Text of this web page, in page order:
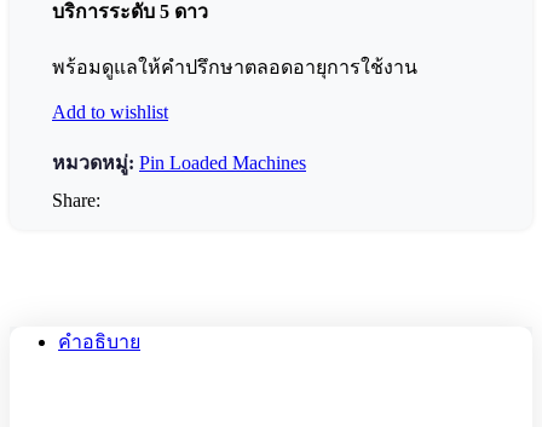
บริการระดับ 5 ดาว
พร้อมดูแลให้คำปรึกษาตลอดอายุการใช้งาน
Add to wishlist
หมวดหมู่: Pin Loaded Machines
Share:
คำอธิบาย